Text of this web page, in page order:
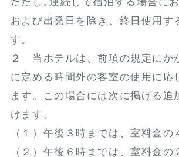
および出発日を除き、終日使用す
す。
２ 当ホテルは、前項の規定にか
に定める時間外の客室の使用に応
ます。この場合には次に掲げる追
けます。
（１）午後３時までは、室料金の
（２）午後６時までは、室料金の